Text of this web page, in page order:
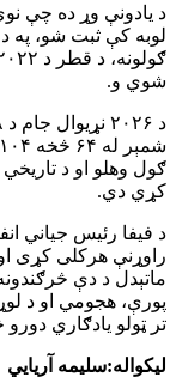
شوي و.
ګول وهلو او د تاریخي
کړي دي.
د فیفا رئیس جیاني
پورې، هجومي او د
تر ټولو یادګاري
لیکواله:سلیمه آریایي